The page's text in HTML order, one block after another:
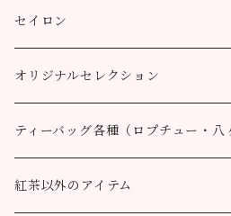
10個
100g
200g
ティーポット用ティーバッグ
100g
50g
100g
キャッスルトン茶園
50g
100g
ロヒーニ茶園
50g
100g
100g
200g
CTC
100g
200g
アールグレイ
100g
200g
アールグレイ・オリジナルブレンド
100g
200g
セイロン
ウバ
100g
200g
ルフナ
100g
オリジナルセレクション
八ヶ岳ブレンド
ティーバッグ30個入り
オーガニック （テミ茶園）
ティーバッグ各種（ロプチュー・八
ティーバッグ10個
紅茶以外のアイテム